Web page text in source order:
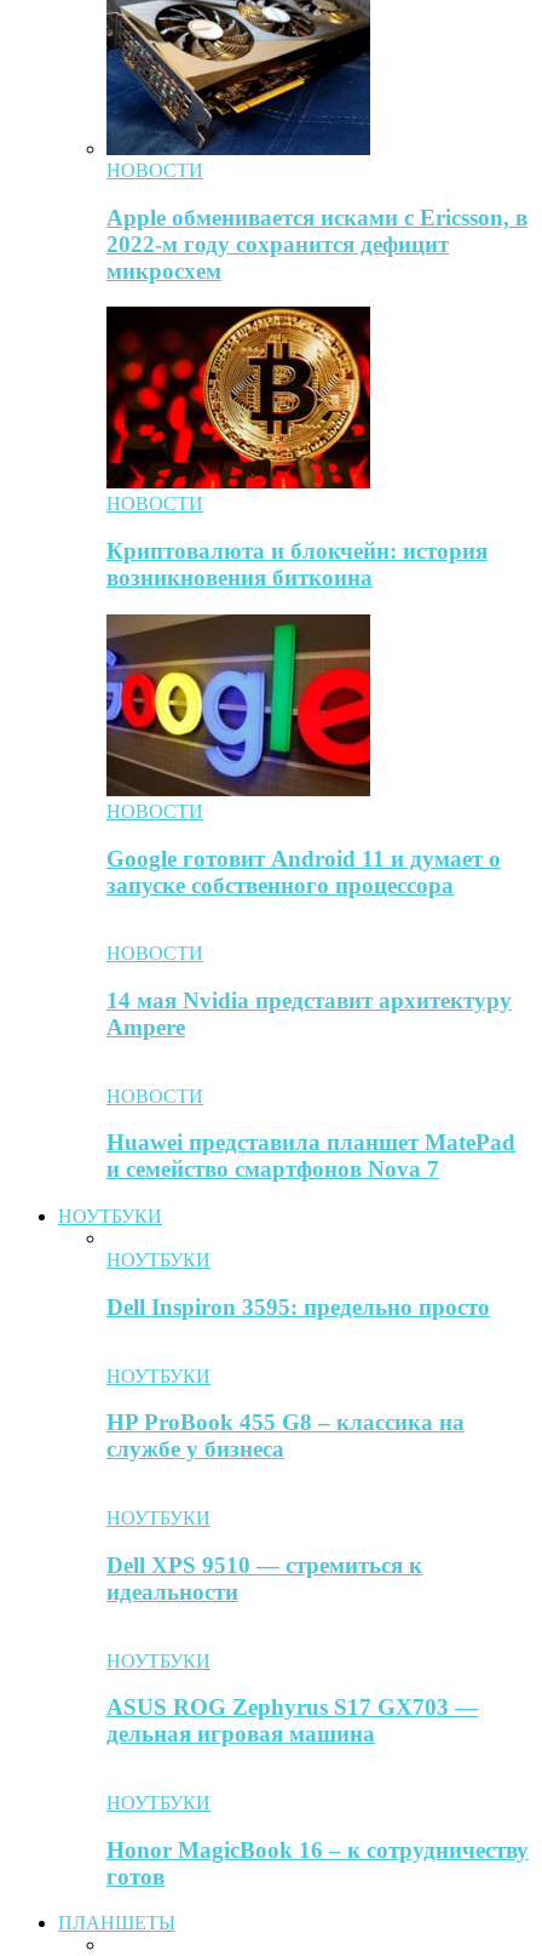
НОВОСТИ
Apple обменивается исками с Ericsson, в
2022-м году сохранится дефицит
микросхем
НОВОСТИ
Криптовалюта и блокчейн: история
возникновения биткоина
НОВОСТИ
Google готовит Android 11 и думает о
запуске собственного процессора
НОВОСТИ
14 мая Nvidia представит архитектуру
Ampere
НОВОСТИ
Huawei представила планшет MatePad
и семейство смартфонов Nova 7
НОУТБУКИ
НОУТБУКИ
Dell Inspiron 3595: предельно просто
НОУТБУКИ
HP ProBook 455 G8 – классика на
службе у бизнеса
НОУТБУКИ
Dell XPS 9510 — стремиться к
идеальности
НОУТБУКИ
ASUS ROG Zephyrus S17 GX703 —
дельная игровая машина
НОУТБУКИ
Honor MagicBook 16 – к сотрудничеству
готов
ПЛАНШЕТЫ